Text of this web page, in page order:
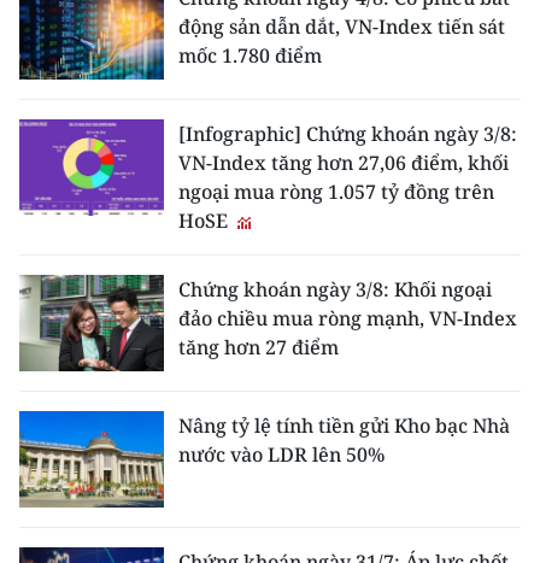
động sản dẫn dắt, VN-Index tiến sát
mốc 1.780 điểm
[Infographic] Chứng khoán ngày 3/8:
VN-Index tăng hơn 27,06 điểm, khối
ngoại mua ròng 1.057 tỷ đồng trên
HoSE
Chứng khoán ngày 3/8: Khối ngoại
đảo chiều mua ròng mạnh, VN-Index
tăng hơn 27 điểm
Nâng tỷ lệ tính tiền gửi Kho bạc Nhà
nước vào LDR lên 50%